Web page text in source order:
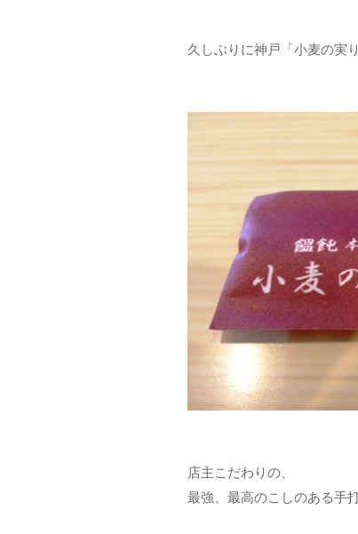
久しぶりに神戸「小麦の実
店主こだわりの、
最強、最高のこしのある手